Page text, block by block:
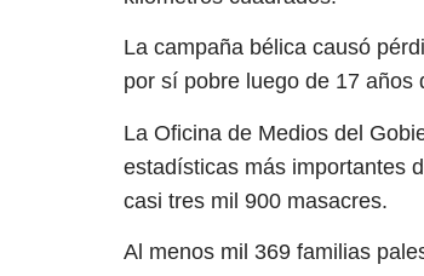
La campaña bélica causó
por sí pobre luego de 17
La Oficina de Medios del
estadísticas más importantes
casi tres mil 900 masacres.
Al menos mil 369 familias